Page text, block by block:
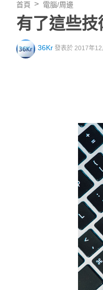
首頁 電腦/周邊
有了這些技
36Kr 發表於 2017年